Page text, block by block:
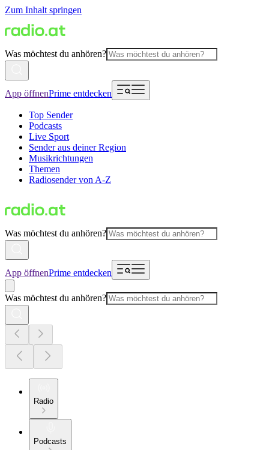
Zum Inhalt springen
Was möchtest du anhören?
App öffnenPrime entdecken
Top Sender
Podcasts
Live Sport
Sender aus deiner Region
Musikrichtungen
Themen
Radiosender von A-Z
Was möchtest du anhören?
App öffnenPrime entdecken
Was möchtest du anhören?
Radio
Podcasts